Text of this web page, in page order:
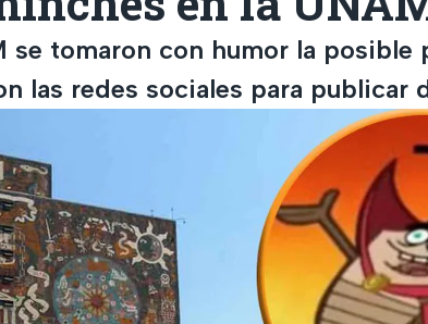
se tomaron con humor la posible
las redes sociales para publicar